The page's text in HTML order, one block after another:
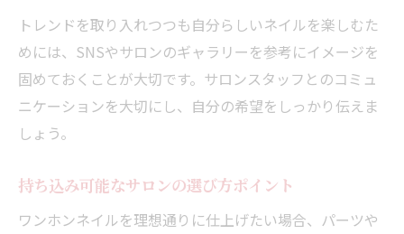
トレンドを取り入れつつも自分らしいネイルを楽しむた
めには、SNSやサロンのギャラリーを参考にイメージを
固めておくことが大切です。サロンスタッフとのコミュ
ニケーションを大切にし、自分の希望をしっかり伝えま
しょう。
持ち込み可能なサロンの選び方ポイント
ワンホンネイルを理想通りに仕上げたい場合、パーツや